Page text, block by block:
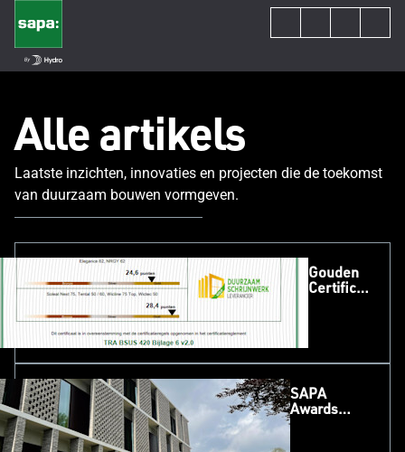
Alle artikels
Laatste inzichten, innovaties en projecten die de toekomst
van duurzaam bouwen vormgeven.
Gouden
Certificaat
SAPA
Awards